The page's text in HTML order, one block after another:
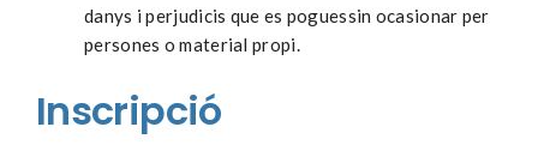
danys i perjudicis que es poguessin ocasionar per
persones o material propi.
Inscripció